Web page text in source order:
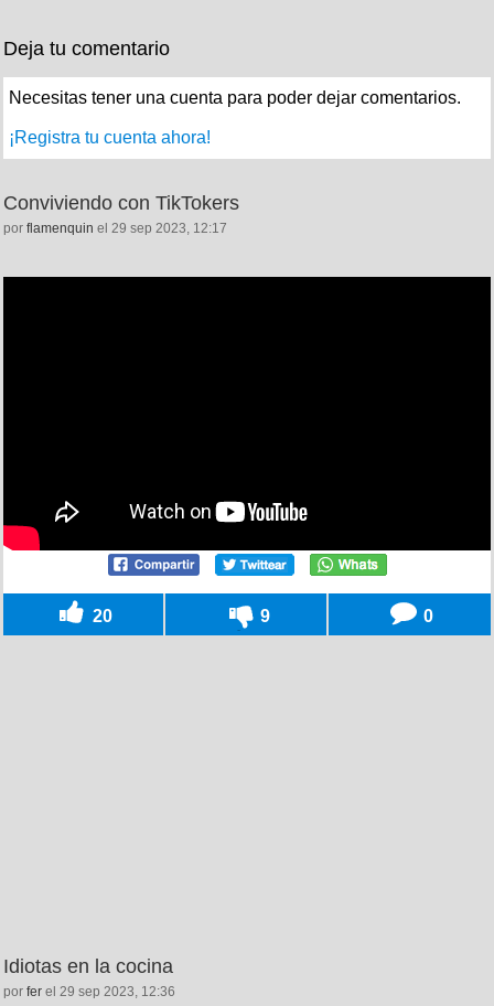
Deja tu comentario
Necesitas tener una cuenta para poder dejar comentarios.
¡Registra tu cuenta ahora!
Conviviendo con TikTokers
por flamenquin el 29 sep 2023, 12:17
20 9 0
Idiotas en la cocina
por fer el 29 sep 2023, 12:36